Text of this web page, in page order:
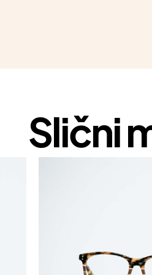
Slični